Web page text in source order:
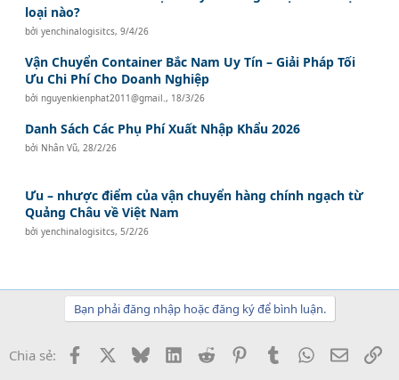
loại nào?
bởiyenchinalogisitcs,9/4/26
Vận Chuyển Container Bắc Nam Uy Tín – Giải Pháp Tối
Ưu Chi Phí Cho Doanh Nghiệp
bởinguyenkienphat2011@gmail. , 18/3/26
Danh Sách Các Phụ Phí Xuất Nhập Khẩu 2026
bởi Nhân Vũ, 28/2/26
Ưu – nhược điểm của vận chuyển hàng chính ngạch từ
Quảng Châu về Việt Nam
bởiyenchinalogisitcs, 5/2/26
Bạn phải đăng nhập hoặc đăng ký để bình luận.
Chia sẻ: Facebook BlueskyLinkedInReddit PinterestTumblrWhatsApp
Email